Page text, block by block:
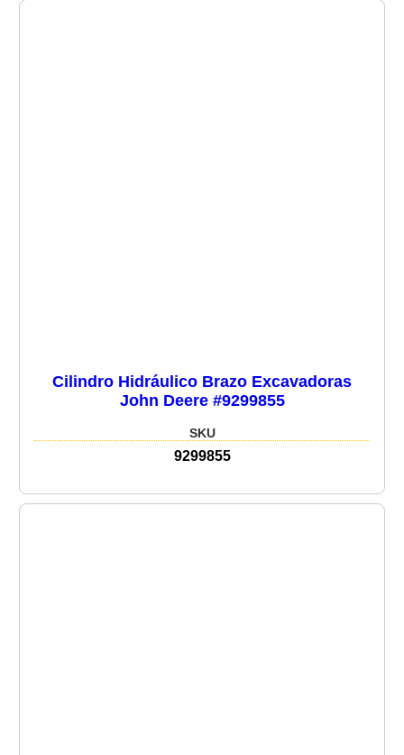
Cilindro Hidráulico Brazo Excavadoras
John Deere #9299855
SKU
9299855